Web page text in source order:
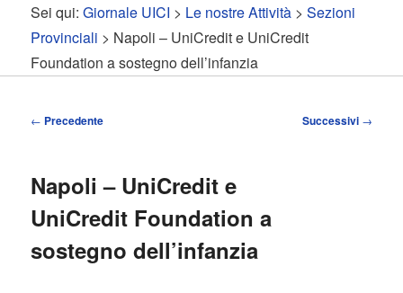
contenuto
principale
contenuto
secondario
Sei qui:Giornale UICI > Le nostre Attività >Sezioni
Provinciali > Napoli – UniCredit e UniCredit
Foundation a sostegno dell’infanzia
Navigazione
← Precedente Successivi →
Napoli – UniCredit e
UniCredit Foundation a
sostegno dell’infanzia